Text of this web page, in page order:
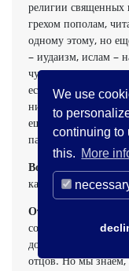
We use
to
continuing to
this. More
религии священных
грехом пополам,
одному этому, но
– иудаизм, ислам –
чувствовать, в чем
есть общая точка
ничего не знаю,
еще раз: нам велено
панику.
Вопрос
какой степени?
Ответ
. Что значит
собственному
доверяемся в том
отцов. Но мы знаем,